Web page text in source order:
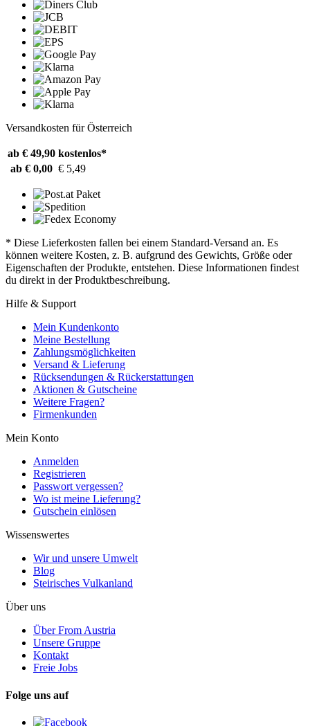
Versandkosten für Österreich
ab € 49,90 kostenlos*
ab € 0,00 € 5,49
* Diese Lieferkosten fallen bei einem Standard-Versand an. Es
können weitere Kosten, z. B. aufgrund des Gewichts, Größe oder
Eigenschaften der Produkte, entstehen. Diese Informationen findest
du direkt in der Produktbeschreibung.
Hilfe & Support
Mein Kundenkonto
Meine Bestellung
Zahlungsmöglichkeiten
Versand & Lieferung
Rücksendungen & Rückerstattungen
Aktionen & Gutscheine
Weitere Fragen?
Firmenkunden
Mein Konto
Anmelden
Registrieren
Passwort vergessen?
Wo ist meine Lieferung?
Gutschein einlösen
Wissenswertes
Wir und unsere Umwelt
Blog
Steirisches Vulkanland
Über uns
Über From Austria
Unsere Gruppe
Kontakt
Freie Jobs
Folge uns auf